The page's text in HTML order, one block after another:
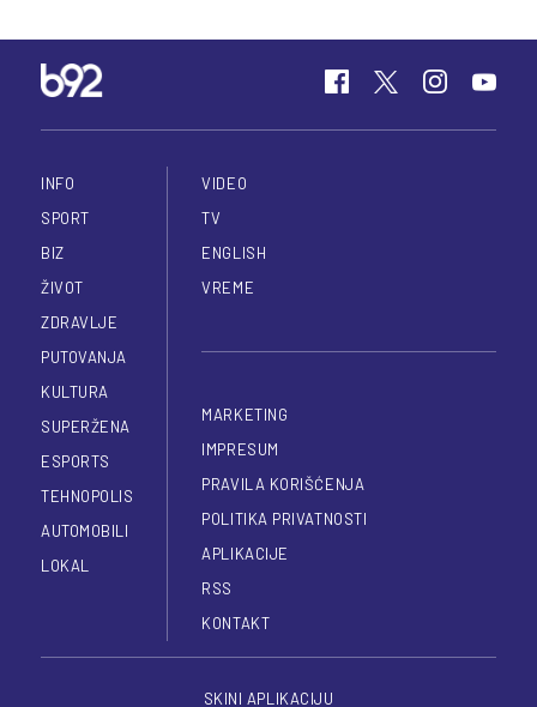
INFO
SPORT
BIZ
ŽIVOT
ZDRAVLJE
PUTOVANJA
KULTURA
SUPERŽENA
ESPORTS
TEHNOPOLIS
AUTOMOBILI
LOKAL
VIDEO
TV
ENGLISH
VREME
MARKETING
IMPRESUM
PRAVILA KORIŠĆENJA
POLITIKA PRIVATNOSTI
APLIKACIJE
RSS
KONTAKT
SKINI APLIKACIJU